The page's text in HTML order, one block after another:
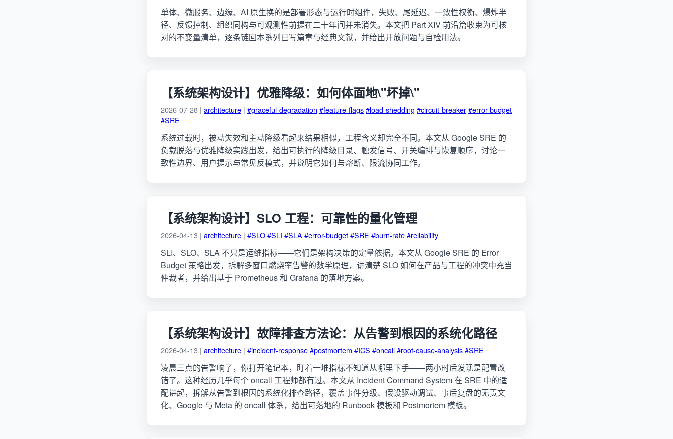
单体、微服务、边缘、AI 原生换的是部署形态与运行时组件，失败、尾延迟、一致性权衡、爆炸半
径、反馈控制、组织同构与可观测性前提在二十年间并未消失。本文把 Part XIV 前沿篇收束为可核
对的不变量清单，逐条链回本系列已写篇章与经典文献，并给出开放问题与自检用法。
【系统架构设计】优雅降级：如何体面地\"坏掉\"
2026-07-28 | architecture | #graceful-degradation #feature-flags#load-shedding #circuit-breaker#error-budget
#SRE
系统过载时，被动失效和主动降级看起来结果相似，工程含义却完全不同。本文从 Google SRE 的
负载脱落与优雅降级实践出发，给出可执行的降级目录、触发信号、开关编排与恢复顺序，讨论一
致性边界、用户提示与常见反模式，并说明它如何与熔断、限流协同工作。
【系统架构设计】SLO 工程：可靠性的量化管理
2026-04-13 | architecture | #SLO#SLI #SLA #error-budget#SRE #burn-rate#reliability
SLI、SLO、SLA 不只是运维指标——它们是架构决策的定量依据。本文从 Google SRE 的 Error
Budget 策略出发，拆解多窗口燃烧率告警的数学原理，讲清楚 SLO 如何在产品与工程的冲突中充当
仲裁者，并给出基于 Prometheus 和 Grafana 的落地方案。
【系统架构设计】故障排查方法论：从告警到根因的系统化路径
2026-04-13 | architecture | #incident-response#postmortem #ICS #oncall#root-cause-analysis#SRE
凌晨三点的告警响了，你打开笔记本，盯着一堆指标不知道从哪里下手——两小时后发现是配置改
错了。这种经历几乎每个 oncall 工程师都有过。本文从 Incident Command System 在 SRE 中的适
配讲起，拆解从告警到根因的系统化排查路径，覆盖事件分级、假设驱动调试、事后复盘的无责文
化、Google 与 Meta 的 oncall 体系，给出可落地的 Runbook 模板和 Postmortem 模板。